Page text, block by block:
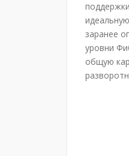
заранее
уровни
общую